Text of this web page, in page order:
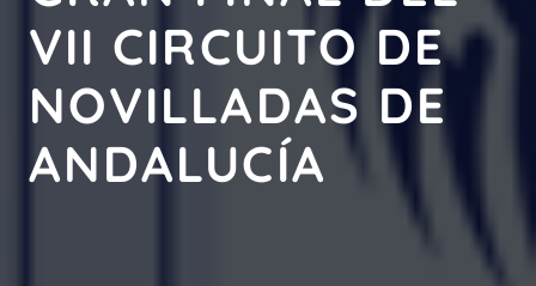
VII CIRCUITO DE
NOVILLADAS DE
ANDALUCÍA